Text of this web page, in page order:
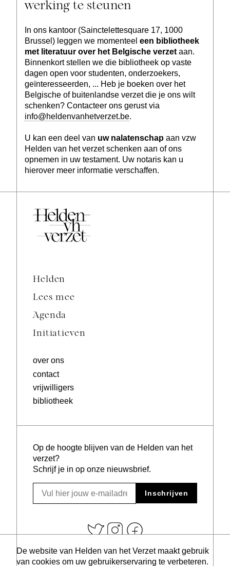
De website van Helden van het Verzet maakt gebruik
van cookies om uw gebruikerservaring te verbeteren.
werking te steunen
In ons kantoor (Sainctelettesquare 17, 1000
Brussel) leggen we momenteel een bibliotheek
met literatuur over het Belgische verzet aan.
Binnenkort stellen we die bibliotheek op vaste
dagen open voor studenten, onderzoekers,
geïnteresseerden, ... Heb je boeken over het
Belgische of buitenlandse verzet die je ons wilt
schenken? Contacteer ons gerust via
info@heldenvanhetverzet.be.
U kan een deel van uw nalatenschap aan vzw
Helden van het verzet schenken aan of ons
opnemen in uw testament. Uw notaris kan u
hierover meer informatie verschaffen.
Helden
Lees mee
Agenda
Initiatieven
over ons
contact
vrijwilligers
bibliotheek
Op de hoogte blijven van de Helden van het
verzet?
Schrijf je in op onze nieuwsbrief.
Inschrijven